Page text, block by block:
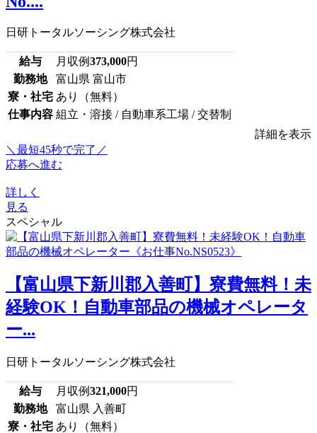
日研トータルソーシング株式会社
給与 月収例373,000円
勤務地
富山県 富山市
寮・社宅 あり（無料）
仕事内容 組立・溶接 / 自動車系工場 / 交替制
詳細を表示
＼最短45秒で完了／
応募へ進む
詳しく
見る
スペシャル
【富山県下新川郡入善町】寮費無料！未
経験OK！自動車部品の機械オペレータ
ー...
日研トータルソーシング株式会社
給与 月収例321,000円
勤務地
富山県 入善町
寮・社宅 あり（無料）